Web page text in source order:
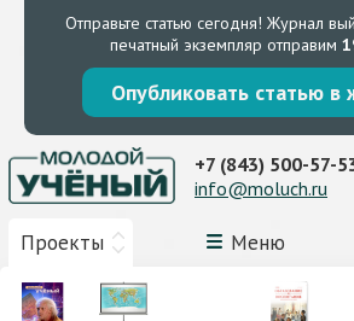
Отправьте статью сегодня! Журнал
печатный экземпляр отправим
Опубликовать статью в
Проекты Меню
+7 (843) 500-57-
info@moluch.ru